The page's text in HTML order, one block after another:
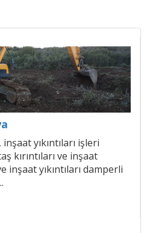
yıkıntıları işleri
kırıntıları ve inşaat
inşaat yıkıntıları damperli